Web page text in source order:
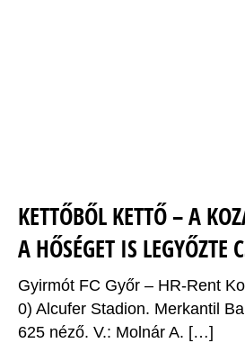
KETTŐBŐL KETTŐ – A
A HŐSÉGET IS LEGYŐZTE
Gyirmót FC Győr – HR-Rent
0) Alcufer Stadion. Merkantil
625 néző. V.: Molnár A. […]